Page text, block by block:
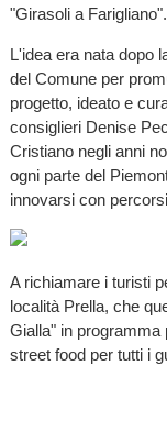
"Girasoli a Farigliano".
L'idea era nata dopo
del Comune per
progetto, ideato e
consiglieri Denise
Cristiano negli anni
ogni parte del
innovarsi con
A richiamare i turisti
località Prella, che
Gialla" in programma
street food per tutti i